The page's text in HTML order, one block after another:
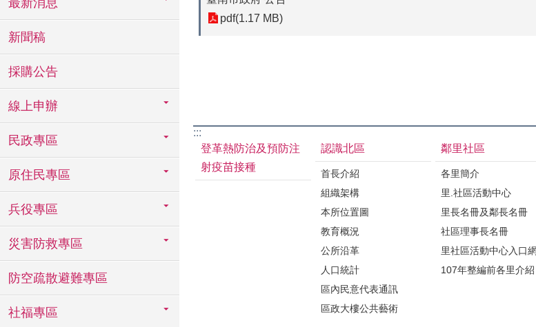
最新消息
新聞稿
採購公告
線上申辦
民政專區
原住民專區
兵役專區
災害防救專區
防空疏散避難專區
社福專區
pdf(1.17 MB)
:::
登革熱防治及預防注
射疫苗接種
認識北區
首長介紹
組織架構
本所位置圖
教育概況
公所沿革
人口統計
區內民意代表通訊
區政大樓公共藝術
鄰里社區
各里簡介
里.社區活動中心
里長名冊及鄰長名冊
社區理事長名冊
里社區活動中心入口網
107年整編前各里介紹